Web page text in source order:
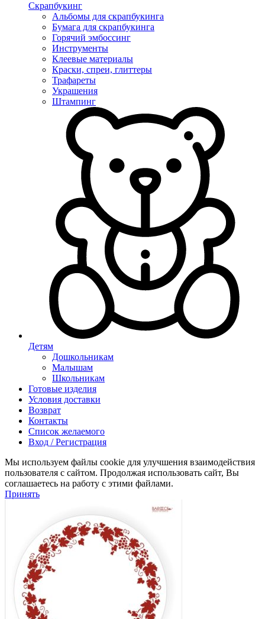
Скрапбукинг
Альбомы для скрапбукинга
Бумага для скрапбукинга
Горячий эмбоссинг
Инструменты
Клеевые материалы
Краски, спреи, глиттеры
Трафареты
Украшения
Штампинг
Детям
Дошкольникам
Малышам
Школьникам
Готовые изделия
Условия доставки
Возврат
Контакты
Список желаемого
Вход / Регистрация
Мы используем файлы cookie для улучшения взаимодействия
пользователя с сайтом. Продолжая использовать сайт, Вы
соглашаетесь на работу с этими файлами.
Принять